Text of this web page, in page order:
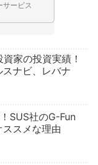
サービス
資家の投資実績！
ナビ、レバナ
SUS社のG-Fun
スメな理由